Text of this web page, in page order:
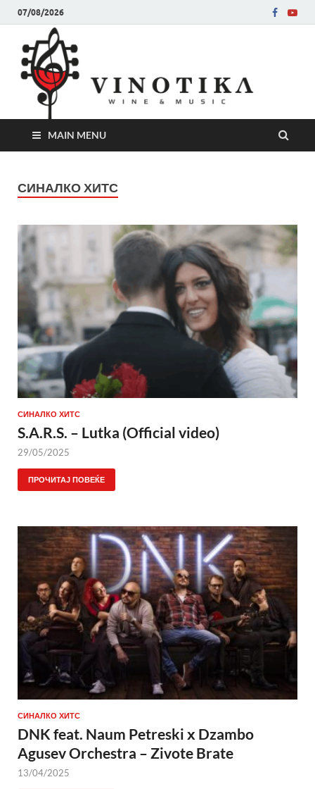
07/08/2026
MAIN MENU
СИНАЛКО ХИТС
СИНАЛКО ХИТС
S.A.R.S. – Lutka (Official video)
29/05/2025
ПРОЧИТАЈ ПОВЕЌЕ
СИНАЛКО ХИТС
DNK feat. Naum Petreski х Dzambo
Agusev Orchestra – Zivote Brate
13/04/2025